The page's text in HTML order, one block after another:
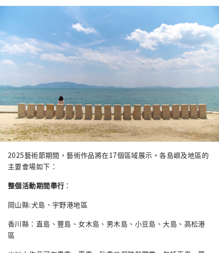
2025藝術節期間，藝術作品將在17個區域展示。各島嶼及地區的
主要會場如下：
整個活動期間舉行 ：
岡山縣:犬島、宇野港地區
香川縣：直島、豐島、女木島、男木島、小豆島、大島、高松港
區